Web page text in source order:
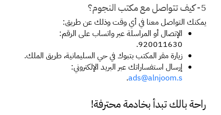
5- كيف تتواصل مع مكتب النجوم؟
يمكنك التواصل معنا في أي وقت وذلك عن طريق:
920011630.
زيارة مقر المكتب بتبوك في حي السليمانية، طريق الملك.
إرسال استفساراتك عبر البريد الإلكتروني:
ads@alnjoom.s
.
راحة بالك تبدأ بخادمة محترفة!